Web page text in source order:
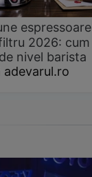
espressoare
2026: cum
nivel barista
adevarul.ro